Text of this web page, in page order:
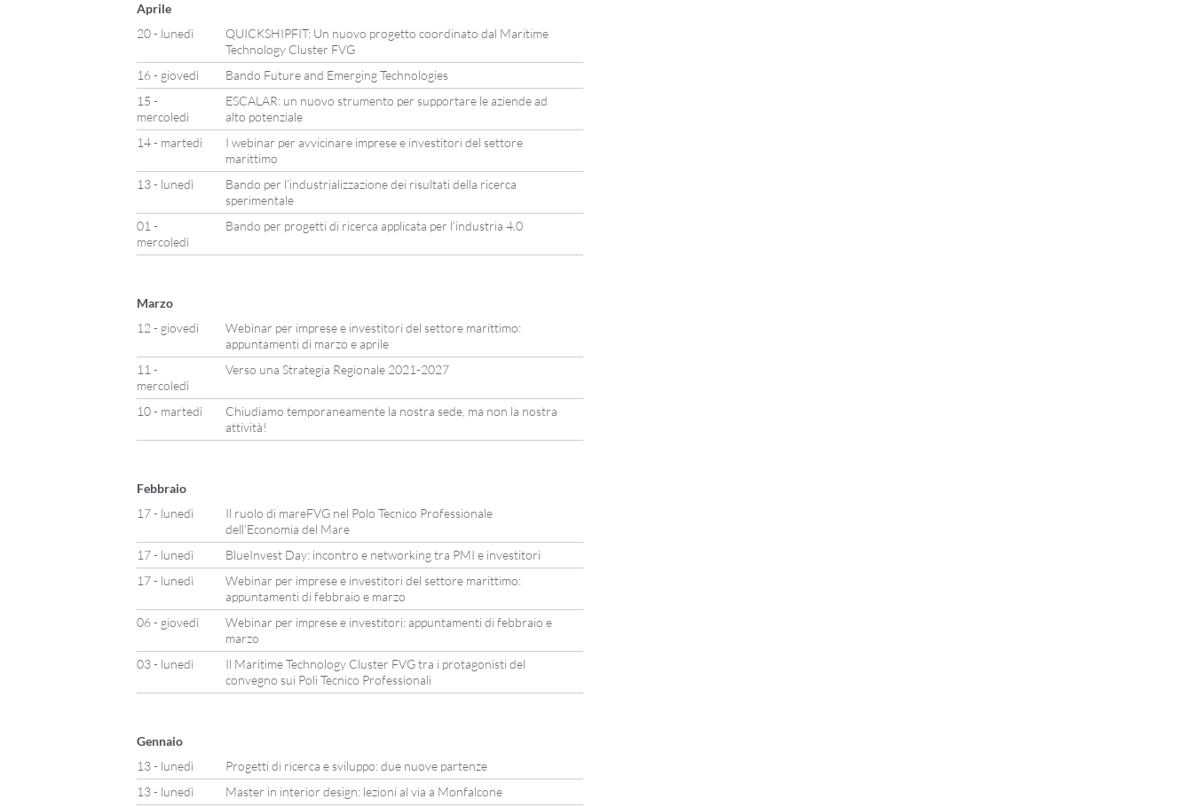
Aprile
20 - lunedì
QUICKSHIPFIT: Un nuovo progetto coordinato dal Maritime
Technology Cluster FVG
16 - giovedì
Bando Future and Emerging Technologies
15 -
mercoledì
ESCALAR: un nuovo strumento per supportare le aziende ad
alto potenziale
14 - martedì
I webinar per avvicinare imprese e investitori del settore
marittimo
13 - lunedì
Bando per l’industrializzazione dei risultati della ricerca
sperimentale
01 -
mercoledì
Bando per progetti di ricerca applicata per l’industria 4.0
Marzo
12 - giovedì
Webinar per imprese e investitori del settore marittimo:
appuntamenti di marzo e aprile
11 -
mercoledì
Verso una Strategia Regionale 2021-2027
10 - martedì
Chiudiamo temporaneamente la nostra sede, ma non la nostra
attività!
Febbraio
17 - lunedì
Il ruolo di mareFVG nel Polo Tecnico Professionale
dell’Economia del Mare
17 - lunedì
BlueInvest Day: incontro e networking tra PMI e investitori
17 - lunedì
Webinar per imprese e investitori del settore marittimo:
appuntamenti di febbraio e marzo
06 - giovedì
Webinar per imprese e investitori: appuntamenti di febbraio e
marzo
03 - lunedì
Il Maritime Technology Cluster FVG tra i protagonisti del
convegno sui Poli Tecnico Professionali
Gennaio
13 - lunedì
Progetti di ricerca e sviluppo: due nuove partenze
13 - lunedì
Master in interior design: lezioni al via a Monfalcone